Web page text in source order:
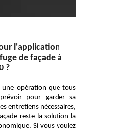
l'application
de façade à
?
une opération que tous
pour garder sa
entretiens nécessaires,
reste la solution la
Si vous voulez